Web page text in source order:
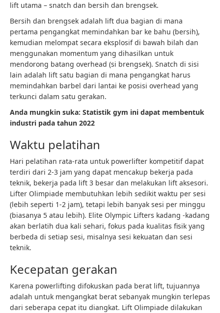
lift utama – snatch dan bersih dan brengsek.
Bersih dan brengsek adalah lift dua bagian di mana
pertama pengangkat memindahkan bar ke bahu (bersih),
kemudian melompat secara eksplosif di bawah bilah dan
menggunakan momentum yang dihasilkan untuk
mendorong batang overhead (si brengsek). Snatch di sisi
lain adalah lift satu bagian di mana pengangkat harus
memindahkan barbel dari lantai ke posisi overhead yang
terkunci dalam satu gerakan.
Anda mungkin suka: Statistik gym ini dapat membentuk
industri pada tahun 2022
Waktu pelatihan
Hari pelatihan rata-rata untuk powerlifter kompetitif dapat
terdiri dari 2-3 jam yang dapat mencakup bekerja pada
teknik, bekerja pada lift 3 besar dan melakukan lift aksesori.
Lifter Olimpiade membutuhkan lebih sedikit waktu per sesi
(lebih seperti 1-2 jam), tetapi lebih banyak sesi per minggu
(biasanya 5 atau lebih). Elite Olympic Lifters kadang -kadang
akan berlatih dua kali sehari, fokus pada kualitas fisik yang
berbeda di setiap sesi, misalnya sesi kekuatan dan sesi
teknik.
Kecepatan gerakan
Karena powerlifting difokuskan pada berat lift, tujuannya
adalah untuk mengangkat berat sebanyak mungkin terlepas
dari seberapa cepat itu diangkat. Lift Olimpiade dilakukan